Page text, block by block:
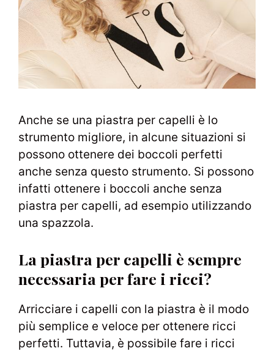
Anche se una piastra per capelli è lo
strumento migliore, in alcune situazioni si
possono ottenere dei boccoli perfetti
anche senza questo strumento. Si possono
infatti ottenere i boccoli anche senza
piastra per capelli, ad esempio utilizzando
una spazzola.
La piastra per capelli è sempre
necessaria per fare i ricci?
Arricciare i capelli con la piastra è il modo
più semplice e veloce per ottenere ricci
perfetti. Tuttavia, è possibile fare i ricci